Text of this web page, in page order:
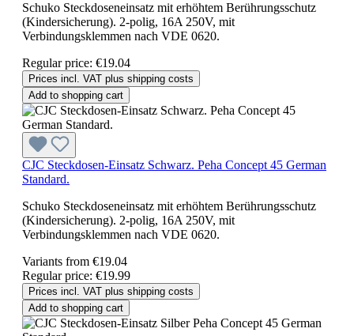
Schuko Steckdoseneinsatz mit erhöhtem Berührungsschutz
(Kindersicherung). 2-polig, 16A 250V, mit
Verbindungsklemmen nach VDE 0620.
Regular price: €19.04
Prices incl. VAT plus shipping costs
Add to shopping cart
CJC Steckdosen-Einsatz Schwarz. Peha Concept 45 German
Standard.
Schuko Steckdoseneinsatz mit erhöhtem Berührungsschutz
(Kindersicherung). 2-polig, 16A 250V, mit
Verbindungsklemmen nach VDE 0620.
Variants from €19.04
Regular price: €19.99
Prices incl. VAT plus shipping costs
Add to shopping cart